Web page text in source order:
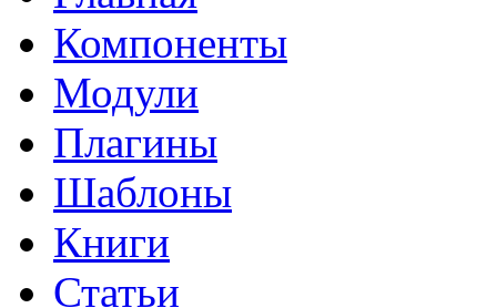
Компоненты
Модули
Плагины
Шаблоны
Книги
Статьи